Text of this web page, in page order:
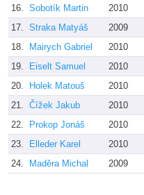
16. Sobotík Martin 2010
17. Straka Matyáš 2009
18.
Mairych Gabriel 2010
19.
Eiselt Samuel 2010
20.
Holek Matouš 2010
21. Čížek Jakub 2010
22.
Prokop Jonáš 2010
23.
Elleder Karel 2010
24.
Maděra Michal 2009